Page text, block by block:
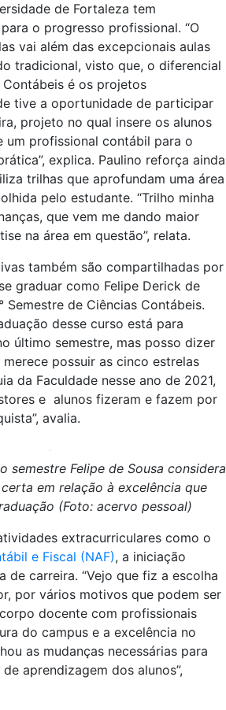
de Fortaleza tem
o progresso profissional. “O
vai além das excepcionais aulas
tradicional, visto que, o diferencial
é os projetos
tive a oportunidade de participar
projeto no qual insere os alunos
um profissional contábil para o
explica. Paulino reforça ainda
trilhas que aprofundam uma área
pelo estudante. “Trilho minha
que vem me dando maior
na área em questão”, relata.
também são compartilhadas por
graduar como Felipe Derick de
Semestre de Ciências Contábeis.
desse curso está para
último semestre, mas posso dizer
possuir as cinco estrelas
da Faculdade nesse ano de 2021,
e alunos fizeram e fazem por
avalia.
semestre Felipe de Sousa considera
em relação à excelência que
(Foto: acervo pessoal)
extracurriculares como o
e Fiscal (NAF), a iniciação
de carreira. “Vejo que fiz a escolha
por vários motivos que podem ser
docente com profissionais
do campus e a excelência no
as mudanças necessárias para
aprendizagem dos alunos”,